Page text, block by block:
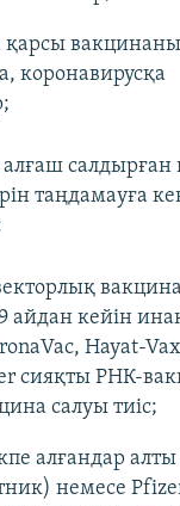
қарсы
коронавирусқа
салдырған
таңдамауға
айдан кейін
Hayat-
сияқты РНК-
салуы тиіс;
алғандар
немесе